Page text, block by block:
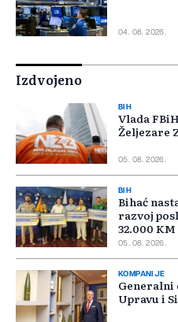
04. 08. 2026.
Izdvojeno
BIH
Vlada
Željezare
05. 08. 2026.
BIH
Bihać
razvoj
32.000 KM
05. 08. 2026.
KOMPANIJE
Upravu i